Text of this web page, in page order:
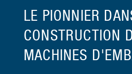
LE PIONNIER
CONSTRUCTION
MACHINES